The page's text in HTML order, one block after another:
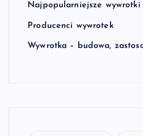
Najpopularniejsze wywrotki
Producenci wywrotek
Wywrotka – budowa,